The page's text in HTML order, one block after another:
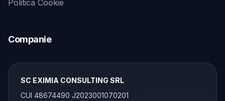
Politica Cookie
Companie
SC EXIMIA CONSULTING SRL
CUI 48674490 J2023001070201